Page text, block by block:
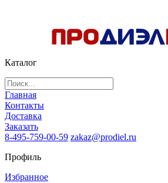
Каталог
Главная
Контакты
Доставка
Заказать
8-495-759-00-59 zakaz@prodiel.ru
Профиль
Избранное